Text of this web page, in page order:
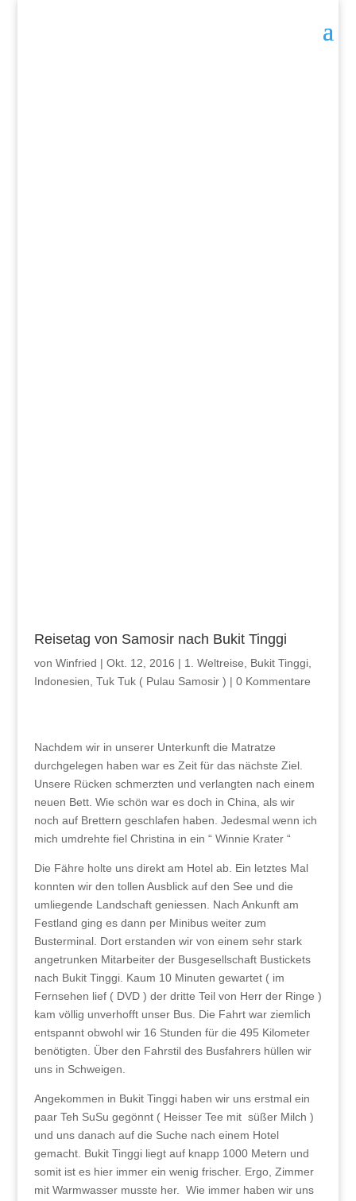
Reisetag von Samosir nach Bukit Tinggi
von Winfried | Okt. 12, 2016 | 1. Weltreise Bukit Tinggi,
Indonesien Tuk Tuk ( Pulau Samosir ) | 0 Kommentare
Nachdem wir in unserer Unterkunft die Matratze
durchgelegen haben war es Zeit für das nächste Ziel.
Unsere Rücken schmerzten und verlangten nach einem
neuen Bett. Wie schön war es doch in China, als wir
noch auf Brettern geschlafen haben. Jedesmal wenn ich
mich umdrehte fiel Christina in ein “ Winnie Krater “
Die Fähre holte uns direkt am Hotel ab. Ein letztes Mal
konnten wir den tollen Ausblick auf den See und die
umliegende Landschaft geniessen. Nach Ankunft am
Festland ging es dann per Minibus weiter zum
Busterminal. Dort erstanden wir von einem sehr stark
angetrunken Mitarbeiter der Busgesellschaft Bustickets
nach Bukit Tinggi. Kaum 10 Minuten gewartet ( im
Fernsehen lief ( DVD ) der dritte Teil von Herr der Ringe )
kam völlig unverhofft unser Bus. Die Fahrt war ziemlich
entspannt obwohl wir 16 Stunden für die 495 Kilometer
benötigten. Über den Fahrstil des Busfahrers hüllen wir
uns in Schweigen.
Angekommen in Bukit Tinggi haben wir uns erstmal ein
paar Teh SuSu gegönnt ( Heisser Tee mit süßer Milch )
und uns danach auf die Suche nach einem Hotel
gemacht. Bukit Tinggi liegt auf knapp 1000 Metern und
somit ist es hier immer ein wenig frischer. Ergo, Zimmer
mit Warmwasser musste her. Wie immer haben wir uns